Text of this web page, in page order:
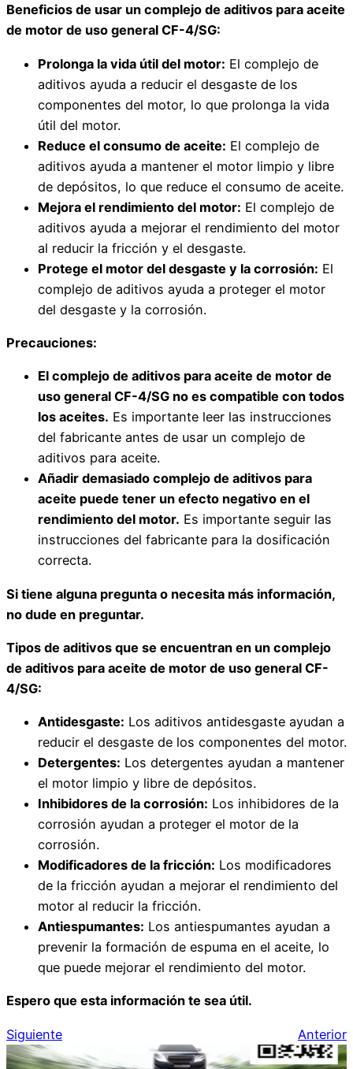
Beneficios de usar un complejo de aditivos para aceite
de motor de uso general CF-4/SG:
Prolonga la vida útil del motor: El complejo de
aditivos ayuda a reducir el desgaste de los
componentes del motor, lo que prolonga la vida
útil del motor.
Reduce el consumo de aceite: El complejo de
aditivos ayuda a mantener el motor limpio y libre
de depósitos, lo que reduce el consumo de aceite.
Mejora el rendimiento del motor: El complejo de
aditivos ayuda a mejorar el rendimiento del motor
al reducir la fricción y el desgaste.
Protege el motor del desgaste y la corrosión: El
complejo de aditivos ayuda a proteger el motor
del desgaste y la corrosión.
Precauciones:
El complejo de aditivos para aceite de motor de
uso general CF-4/SG no es compatible con todos
los aceites. Es importante leer las instrucciones
del fabricante antes de usar un complejo de
aditivos para aceite.
Añadir demasiado complejo de aditivos para
aceite puede tener un efecto negativo en el
rendimiento del motor. Es importante seguir las
instrucciones del fabricante para la dosificación
correcta.
Si tiene alguna pregunta o necesita más información,
no dude en preguntar.
Tipos de aditivos que se encuentran en un complejo
de aditivos para aceite de motor de uso general CF-
4/SG:
Antidesgaste: Los aditivos antidesgaste ayudan a
reducir el desgaste de los componentes del motor.
Detergentes: Los detergentes ayudan a mantener
el motor limpio y libre de depósitos.
Inhibidores de la corrosión: Los inhibidores de la
corrosión ayudan a proteger el motor de la
corrosión.
Modificadores de la fricción: Los modificadores
de la fricción ayudan a mejorar el rendimiento del
motor al reducir la fricción.
Antiespumantes: Los antiespumantes ayudan a
prevenir la formación de espuma en el aceite, lo
que puede mejorar el rendimiento del motor.
Espero que esta información te sea útil.
Siguiente Anterior